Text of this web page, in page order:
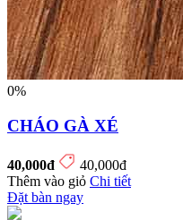
0%
CHÁO GÀ XÉ
40,000đ
40,000đ
Thêm vào giỏ Chi tiết
Đặt bàn ngay